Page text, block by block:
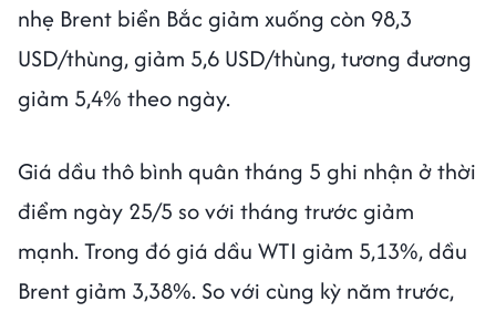
nhẹ Brent biển Bắc giảm xuống còn 98,3
USD/thùng, giảm 5,6 USD/thùng, tương đương
giảm 5,4% theo ngày.
Giá dầu thô bình quân tháng 5 ghi nhận ở thời
điểm ngày 25/5 so với tháng trước giảm
mạnh. Trong đó giá dầu WTI giảm 5,13%, dầu
Brent giảm 3,38%. So với cùng kỳ năm trước,